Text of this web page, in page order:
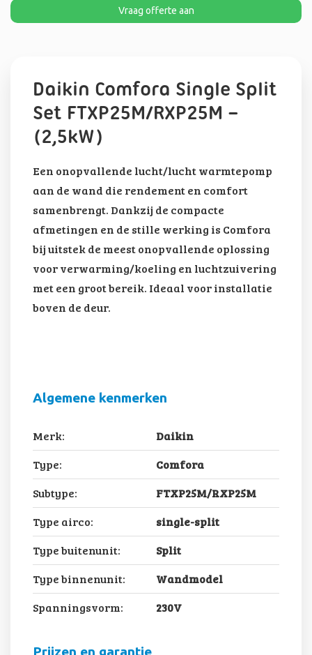
Vraag offerte aan
Daikin Comfora Single Split
Set FTXP25M/RXP25M –
(2,5kW)
Een onopvallende lucht/lucht warmtepomp
aan de wand die rendement en comfort
samenbrengt. Dankzij de compacte
afmetingen en de stille werking is Comfora
bij uitstek de meest onopvallende oplossing
voor verwarming/koeling en luchtzuivering
met een groot bereik. Ideaal voor installatie
boven de deur.
Algemene kenmerken
Merk:
Daikin
Type:
Comfora
Subtype:
FTXP25M/RXP25M
Type airco:
single-split
Type buitenunit:
Split
Type binnenunit:
Wandmodel
Spanningsvorm:
230V
Prijzen en garantie